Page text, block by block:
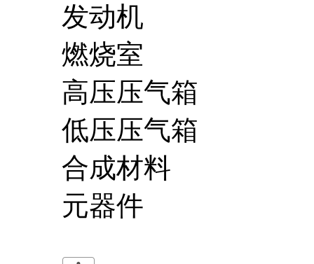
发动机
燃烧室
高压压气箱
低压压气箱
合成材料
元器件